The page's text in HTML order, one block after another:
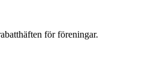
för föreningar.